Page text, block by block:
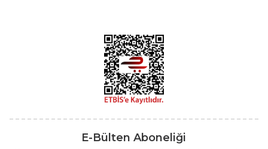
E-Bülten Aboneliği